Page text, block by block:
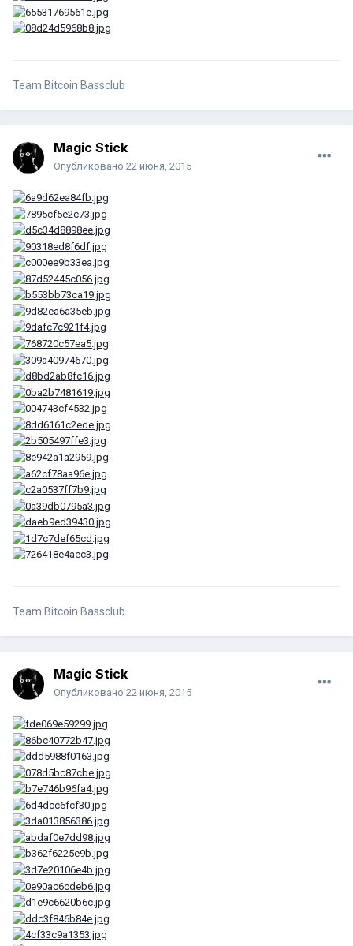
Team Bitcoin Bassclub
Magic Stick
Опубликовано 22 июня, 2015
Team Bitcoin Bassclub
Magic Stick
Опубликовано 22 июня, 2015